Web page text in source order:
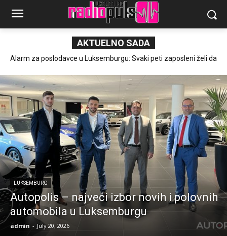
AKTUELNO SADA
Alarm za poslodavce u Luksemburgu: Svaki peti zaposleni želi da
LUKSEMBURG
Autopolis – najveći izbor novih i polovnih
automobila u Luksemburgu
admin - July 20, 2026